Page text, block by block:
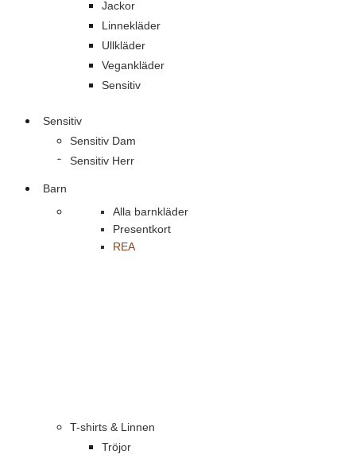
Jackor
Linnekläder
Ullkläder
Vegankläder
Sensitiv
Sensitiv
Sensitiv Dam
Sensitiv Herr
Barn
Alla barnkläder
Presentkort
REA
T-shirts & Linnen
Tröjor